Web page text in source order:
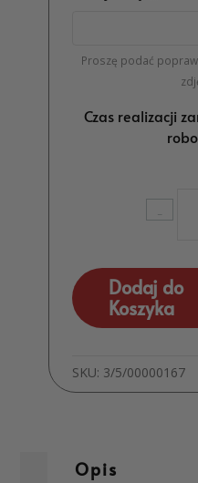
Proszę podać
Czas realizacji
-
dla
Dodaj do
Koszyka
SKU: 3/5/00000167
Opis